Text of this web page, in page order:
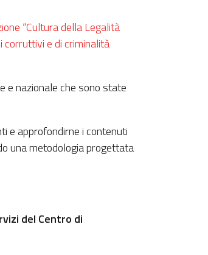
“Cultura della Legalità
corruttivi e di criminalità
e nazionale che sono state
e approfondirne i contenuti
una metodologia progettata
del Centro di